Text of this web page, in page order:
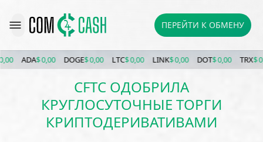
ПЕРЕЙТИ К ОБМЕНУ
ADA $ 0,00 DOGE$ 0,00 LTC $ 0,00 LINK$ 0,00 DOT $ 0,00 TRX $ 0,00
CFTC ОДОБРИЛА
КРУГЛОСУТОЧНЫЕ ТОРГИ
КРИПТОДЕРИВАТИВАМИ